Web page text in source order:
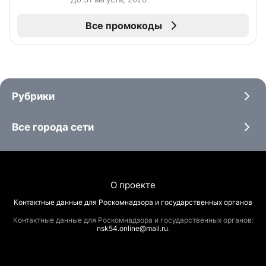
Все промокоды
Рубрики
Все города сети
О проекте
Контактные данные для Роскомнадзора и государственных органов
Контактные данные для Роскомнадзора и государственных органов:
nsk54.online@mail.ru.